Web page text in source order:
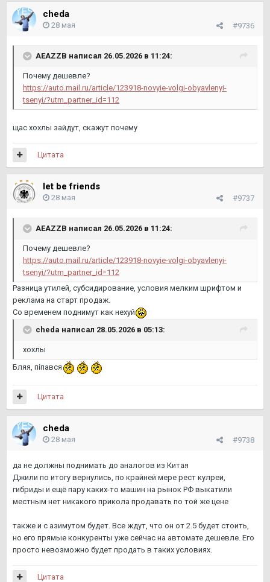
cheda
#9736
28 мая
AEAZZB написал 26.05.2026 в 11:24:
Почему дешевле?
https://auto.mail.ru/article/123918-novyie-volgi-obyavlenyi-
tsenyi/?utm_partner_id=112
щас хохлы зайдут, скажут почему
Цитата
let be friends
#9737
28 мая
AEAZZB написал 26.05.2026 в 11:24:
Почему дешевле?
https://auto.mail.ru/article/123918-novyie-volgi-obyavlenyi-
tsenyi/?utm_partner_id=112
Разница утилей, субсидирование, условия мелким шрифтом и
реклама на старт продаж.
Со временем поднимут как нехуй
cheda написал 28.05.2026 в 05:13:
хохлы
Бляя, пiпався
Цитата
cheda
#9738
28 мая
да не должны поднимать до аналогов из Китая
Джили по итогу вернулись, по крайней мере рест кулреи,
гибриды и ещё пару каких-то машин на рынок РФ выкатили
местным нет никакого прикола продавать по той же цене
также и с азимутом будет. Все ждут, что он от 2.5 будет стоить,
но его прямые конкуренты уже сейчас на автомате дешевле. Его
просто невозможно будет продать в таких условиях.
Цитата